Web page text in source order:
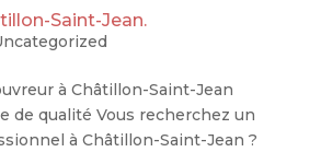
Saint-Jean.
à Châtillon-Saint-Jean
de qualité Vous recherchez un
à Châtillon-Saint-Jean ?